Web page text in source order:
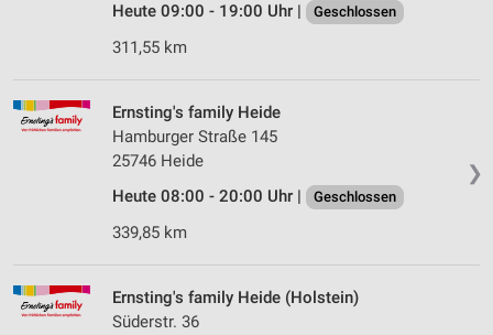
Heute 09:00 - 19:00 Uhr |
Geschlossen
311,55 km
❯
Ernsting's family Heide
Hamburger Straße 145
25746 Heide
Heute 08:00 - 20:00 Uhr |
Geschlossen
339,85 km
Ernsting's family Heide (Holstein)
Süderstr. 36